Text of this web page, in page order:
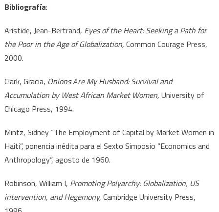
Bibliografía:
Aristide, Jean-Bertrand, Eyes of the Heart: Seeking a Path for
the Poor in the Age of Globalization, Common Courage Press,
2000.
Clark, Gracia, Onions Are My Husband: Survival and
Accumulation by West African Market Women, University of
Chicago Press, 1994.
Mintz, Sidney “The Employment of Capital by Market Women in
Haiti”, ponencia inédita para el Sexto Simposio “Economics and
Anthropology”, agosto de 1960.
Robinson, William I, Promoting Polyarchy: Globalization, US
intervention, and Hegemony, Cambridge University Press,